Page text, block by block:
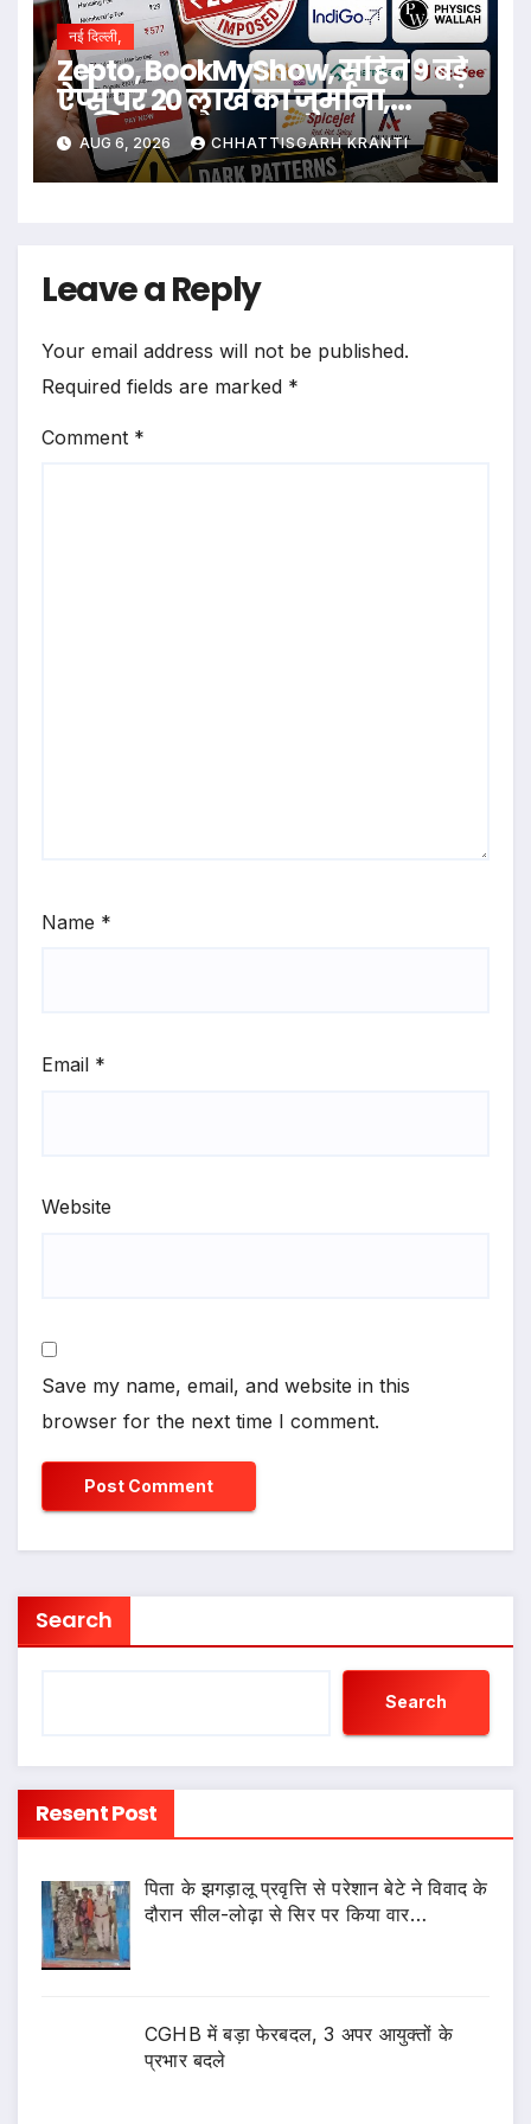
नई दिल्ली,
Zepto, BookMyShow, सहित 9 बड़े
ऐप्स पर 20 लाख का जुर्माना,
जानिए क्या है मामला
AUG 6, 2026 CHHATTISGARH KRANTI
Leave a Reply
Your email address will not be published.
Required fields are marked *
Comment *
Name *
Email *
Website
Save my name, email, and website in this
browser for the next time I comment.
Search
Search
Resent Post
पिता के झगड़ालू प्रवृत्ति से परेशान बेटे ने विवाद के
दौरान सील-लोढ़ा से सिर पर किया वार…
CGHB में बड़ा फेरबदल, 3 अपर आयुक्तों के
प्रभार बदले